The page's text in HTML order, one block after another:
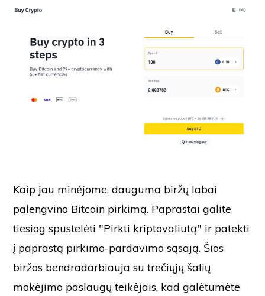
Kaip jau minėjome, dauguma biržų labai
palengvino Bitcoin pirkimą. Paprastai galite
tiesiog spustelėti "Pirkti kriptovaliutą" ir patekti
į paprastą pirkimo-pardavimo sąsają. Šios
biržos bendradarbiauja su trečiųjų šalių
mokėjimo paslaugų teikėjais, kad galėtumėte